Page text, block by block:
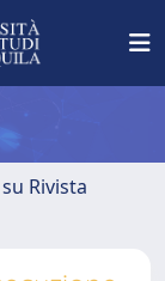
Rivista